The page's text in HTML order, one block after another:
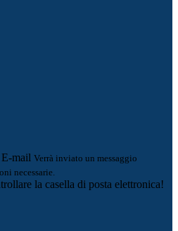
E-mail Verrà inviato un messaggio
necessarie.
la casella di posta elettronica!